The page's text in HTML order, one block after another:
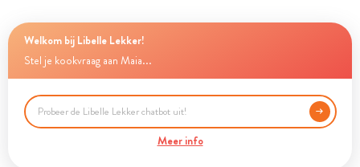
Welkom bij Libelle Lekker!
Stel je kookvraag aan Maia...
Meer info